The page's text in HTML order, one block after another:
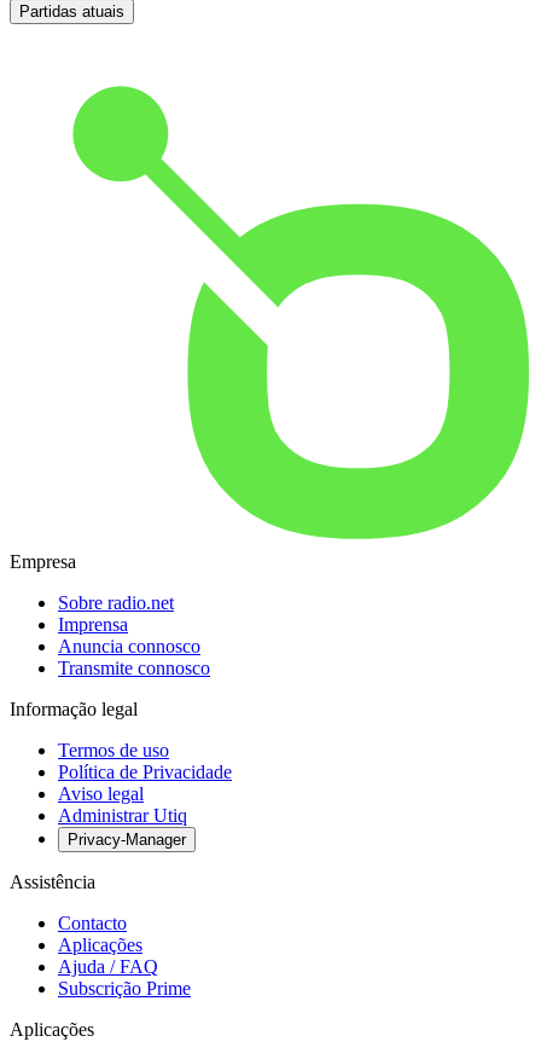
Partidas atuais
Empresa
Sobre radio.net
Imprensa
Anuncia connosco
Transmite connosco
Informação legal
Termos de uso
Política de Privacidade
Aviso legal
Administrar Utiq
Privacy-Manager
Assistência
Contacto
Aplicações
Ajuda / FAQ
Subscrição Prime
Aplicações